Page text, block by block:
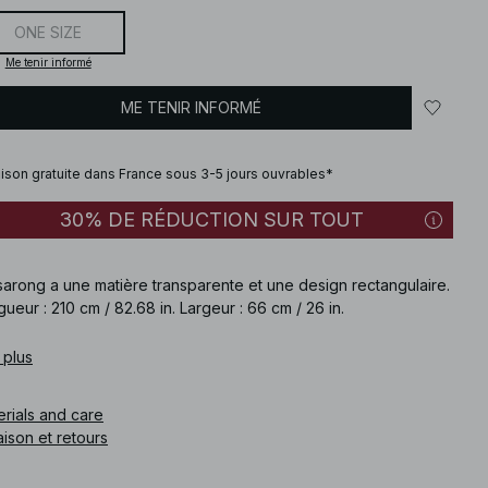
ONE SIZE
Me tenir informé
ME TENIR INFORMÉ
gratuite dans France sous 3-5 jours ouvrables*
30% DE RÉDUCTION SUR TOUT
a une matière transparente et une design rectangulaire.
: 210 cm / 82.68 in. Largeur : 66 cm / 26 in.
article
and care
et retours